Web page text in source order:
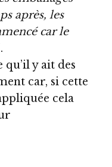
après, les
car le
y ait des
car, si cette
cela